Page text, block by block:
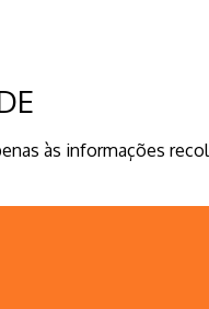
às informações